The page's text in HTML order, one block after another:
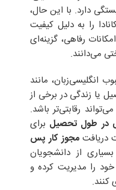
دارد. با این حال،
را به دلیل کیفیت
رفاهی، گزینه‌ای
می‌دانند.
انگلیسی‌زبان، مانند
یا زندگی در برخی از
رقابتی‌تر باشد.
در طول تحصیل برای
دریافتمجوز کار پس
از دانشجویان
را مدیریت کرده و
کنند.